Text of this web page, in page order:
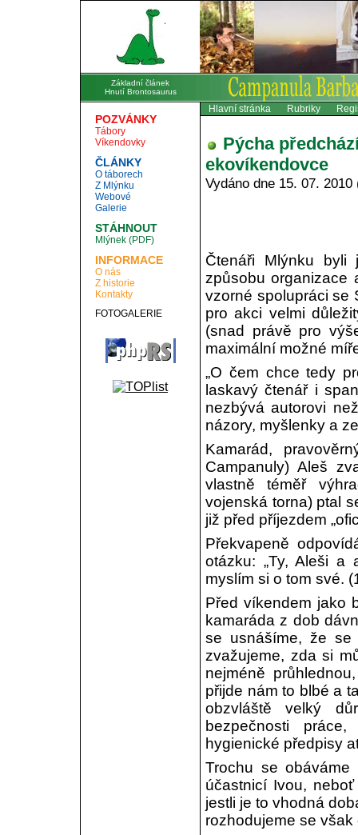
Základní článek
Hnutí Brontosaurus
POZVÁNKY
Tábory
Víkendovky
ČLÁNKY
O táborech
Z Mlýnku
Webové
Galerie
STÁHNOUT
Mlýnek (PDF)
INFORMACE
O nás
Z historie
Kontakty
FOTOGALERIE
Hlavní stránka Rubriky
Pýcha
ekovíkendovce
Vydáno dne 15. 07.
Čtenáři Mlýnku byli
způsobu organizace
vzorné spolupráci se
pro akci velmi
(snad právě pro
maximální možné
„O čem chce tedy
laskavý čtenář i
nezbývá autorovi
názory, myšlenky a
Kamarád,
Campanuly) Aleš
vlastně téměř
vojenská torna) ptal
již před příjezdem
Překvapeně
otázku: „Ty, Aleši a
myslím si o tom své.
Před víkendem jako
kamaráda z dob
se usnášíme, že se
zvažujeme, zda si
nejméně
přijde nám to blbé a
obzvláště velký
bezpečnosti
hygienické předpisy
Trochu se obáváme
účastnicí Ivou,
jestli je to vhodná
rozhodujeme se